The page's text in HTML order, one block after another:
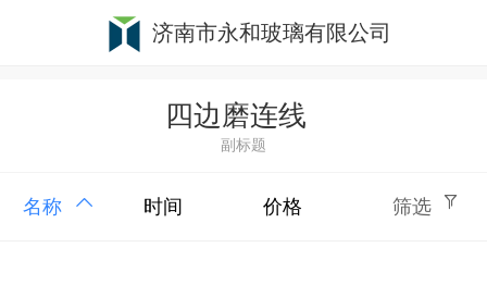
济南市永和玻璃有限公司
四边磨连线
副标题
名称 时间 价格 筛选